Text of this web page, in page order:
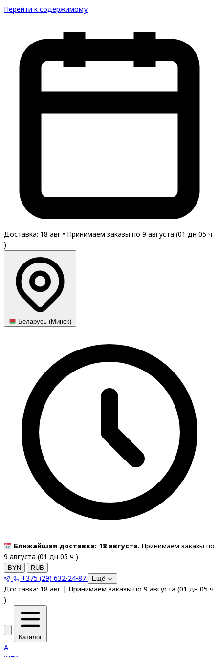
Перейти к содержимому
Доставка: 18 авг • Принимаем заказы по 9 августа (01 дн 05 ч
)
Беларусь (Минск)
Ближайшая доставка: 18 августа. Принимаем заказы по
9 августа (01 дн 05 ч )
BYN RUB
+375 (29) 632-24-87 Ещё
Доставка: 18 авг | Принимаем заказы по 9 августа (01 дн 05 ч
)
Каталог
A